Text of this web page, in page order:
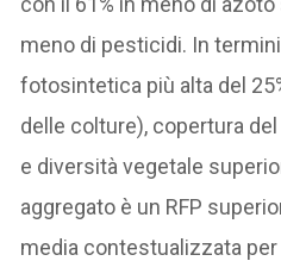
meno di pesticidi. In
fotosintetica più alta del
delle colture), copertura
e diversità vegetale
aggregato è un RFP
media contestualizzata